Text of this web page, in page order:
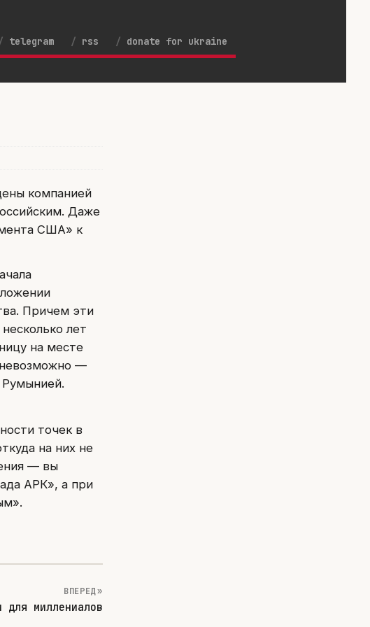
telegram rss donate for ukraine
компанией
Даже
США» к
Причем эти
лет
на месте
—
точек в
на них не
— вы
АРК», а при
ВПЕРЕД »
для миллениалов